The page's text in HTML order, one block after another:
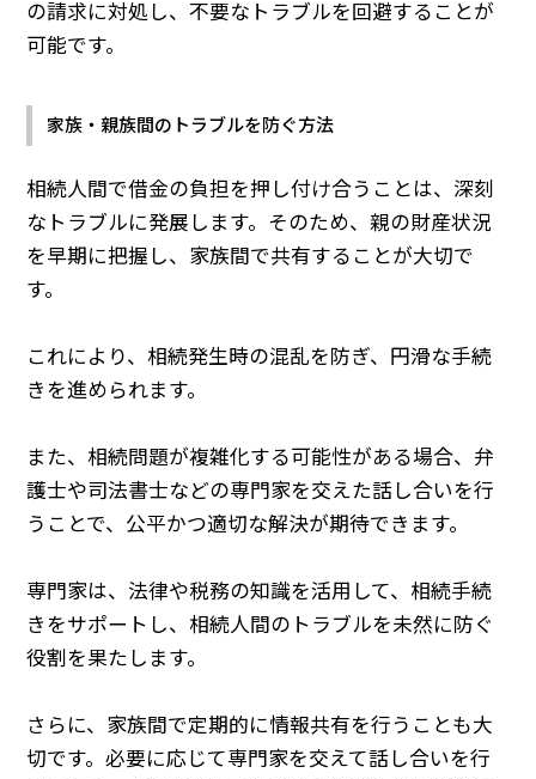
の請求に対処し、不要なトラブルを回避することが
可能です。
家族・親族間のトラブルを防ぐ方法
相続人間で借金の負担を押し付け合うことは、深刻
なトラブルに発展します。そのため、親の財産状況
を早期に把握し、家族間で共有することが大切で
す。
これにより、相続発生時の混乱を防ぎ、円滑な手続
きを進められます。
また、相続問題が複雑化する可能性がある場合、弁
護士や司法書士などの専門家を交えた話し合いを行
うことで、公平かつ適切な解決が期待できます。
専門家は、法律や税務の知識を活用して、相続手続
きをサポートし、相続人間のトラブルを未然に防ぐ
役割を果たします。
さらに、家族間で定期的に情報共有を行うことも大
切です。必要に応じて専門家を交えて話し合いを行